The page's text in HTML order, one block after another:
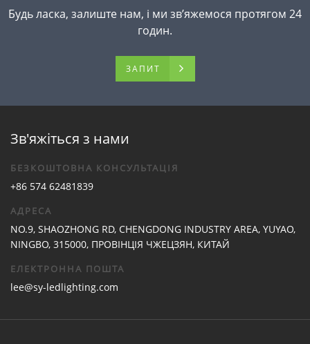
Будь ласка, залиште нам, і ми зв’яжемося протягом 24
годин.
ЗАПИТ
Зв'яжіться з нами
БЕЗКОШТОВНА КОНСУЛЬТАЦІЯ
+86 574 62481839
АДРЕСА
NO.9, SHAOZHONG RD, CHENGDONG INDUSTRY AREA, YUYAO,
NINGBO, 315000, ПРОВІНЦІЯ ЧЖЕЦЗЯН, КИТАЙ
ЕЛЕКТРОННА ПОШТА
lee@sy-ledlighting.com